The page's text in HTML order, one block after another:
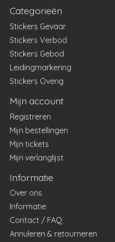
Categorieën
Stickers Gevaar
Stickers Verbod
Stickers Gebod
Leidingmarkering
Stickers Overig
Mijn account
Registreren
Mijn bestellingen
Mijn tickets
Mijn verlanglijst
Informatie
Over ons
Informatie
Contact / FAQ
Annuleren & retourneren